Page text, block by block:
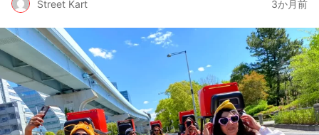
Street Kart 3か月前